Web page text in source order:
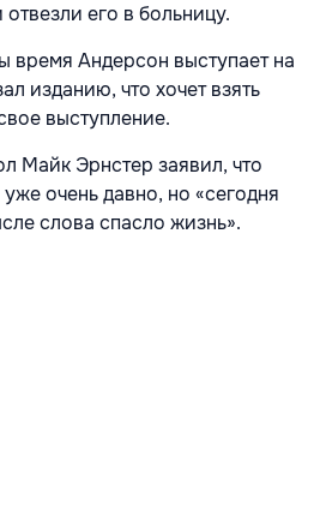
его в больницу.
время Андерсон выступает на
изданию, что хочет взять
выступление.
Майк Эрнстер заявил, что
очень давно, но «сегодня
слова спасло жизнь».